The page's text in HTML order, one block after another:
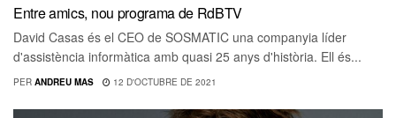
Entre amics, nou programa de RdBTV
David Casas és el CEO de SOSMATIC una companyia líder
d'assistència informàtica amb quasi 25 anys d'història. Ell és...
PER ANDREU MAS 12 D'OCTUBRE DE 2021